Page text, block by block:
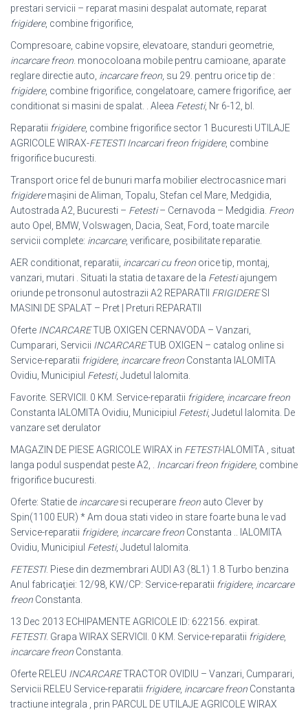
prestari servicii – reparat masini despalat automate, reparat
frigidere, combine frigorifice,
Compresoare, cabine vopsire, elevatoare, standuri geometrie,
incarcare freon . monocoloana mobile pentru camioane, aparate
reglare directie auto, incarcare freon , su 29. pentru orice tip de :
frigidere, combine frigorifice, congelatoare, camere frigorifice, aer
conditionat si masini de spalat. . Aleea Fetesti, Nr 6-12, bl
Reparatii frigidere, combine frigorifice sector 1 Bucuresti UTILAJE
AGRICOLE WIRAX-FETESTI Incarcari freon frigidere, combine
frigorifice bucuresti.
Transport orice fel de bunuri marfa mobilier electrocasnice mari
frigideremașini de Aliman, Topalu, Stefan cel Mare, Medgidia,
Autostrada A2, Bucuresti – Fetesti– Cernavoda – Medgidia. Freon
auto Opel, BMW, Volswagen, Dacia, Seat, Ford, toate marcile
servicii complete: incarcare, verificare, posibilitate reparatie.
AER conditionat, reparatii, incarcari cu freon orice tip, montaj,
vanzari, mutari . Situati la statia de taxare de la Fetestiajungem
oriunde pe tronsonul autostrazii A2 REPARATII FRIGIDERESI
MASINI DE SPALAT – Pret | Preturi REPARATII
Oferte INCARCARETUB OXIGEN CERNAVODA – Vanzari,
Cumparari, Servicii INCARCARETUB OXIGEN – catalog online si
Service-reparatii frigidere, incarcare freon Constanta IALOMITA
Ovidiu, Municipiul Fetesti, Judetul Ialomita.
Favorite. SERVICII. 0 KM. Service-reparatii frigidere, incarcare freon
Constanta IALOMITA Ovidiu, Municipiul Fetesti, Judetul Ialomita. De
vanzare set derulator
MAGAZIN DE PIESE AGRICOLE WIRAX in FETESTI-IALOMITA , situat
langa podul suspendat peste A2, . Incarcari freon frigidere, combine
frigorifice bucuresti.
Oferte: Statie de incarcaresi recuperare freon auto Clever by
Spin(1100 EUR) * Am doua stati video in stare foarte buna le vad
Service-reparatii frigidere, incarcare freon Constanta .. IALOMITA
Ovidiu, Municipiul Fetesti, Judetul Ialomita.
FETESTI. Piese din dezmembrari AUDI A3 (8L1) 1.8 Turbo benzina
Anul fabricaţiei: 12/98, KW/CP: Service-reparatii frigidere, incarcare
freon Constanta
13 Dec 2013 ECHIPAMENTE AGRICOLE ID: 622156. expirat.
FETESTI. Grapa WIRAX SERVICII. 0 KM. Service-reparatii frigidere,
incarcare freon Constanta.
Oferte RELEU INCARCARETRACTOR OVIDIU – Vanzari, Cumparari,
Servicii RELEU Service-reparatii frigidere, incarcare freon Constanta
tractiune integrala , prin PARCUL DE UTILAJE AGRICOLE WIRAX